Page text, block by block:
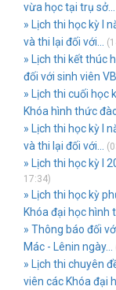
vừa học tại trụ sở...
» Lịch thi học kỳ I
và thi lại đối với...
» Lịch thi kết thúc
đối với sinh viên
» Lịch thi cuối học
Khóa hình thức đào
» Lịch thi học kỳ I
và thi lại đối với...
» Lịch thi học kỳ I
17:34)
» Lịch thi học kỳ
Khóa đại học hình
» Thông báo đối
Mác - Lênin ngày...
» Lịch thi chuyên
viên các Khóa đại